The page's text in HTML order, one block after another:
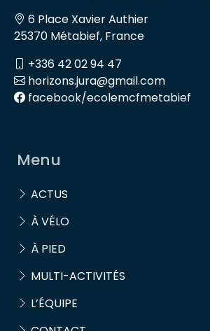
6 Place Xavier Authier
25370 Métabief, France
+336 42 02 94 47
horizons.jura@gmail.com
facebook/ecolemcfmetabief
Menu
ACTUS
À VÉLO
À PIED
MULTI-ACTIVITÉS
L’ÉQUIPE